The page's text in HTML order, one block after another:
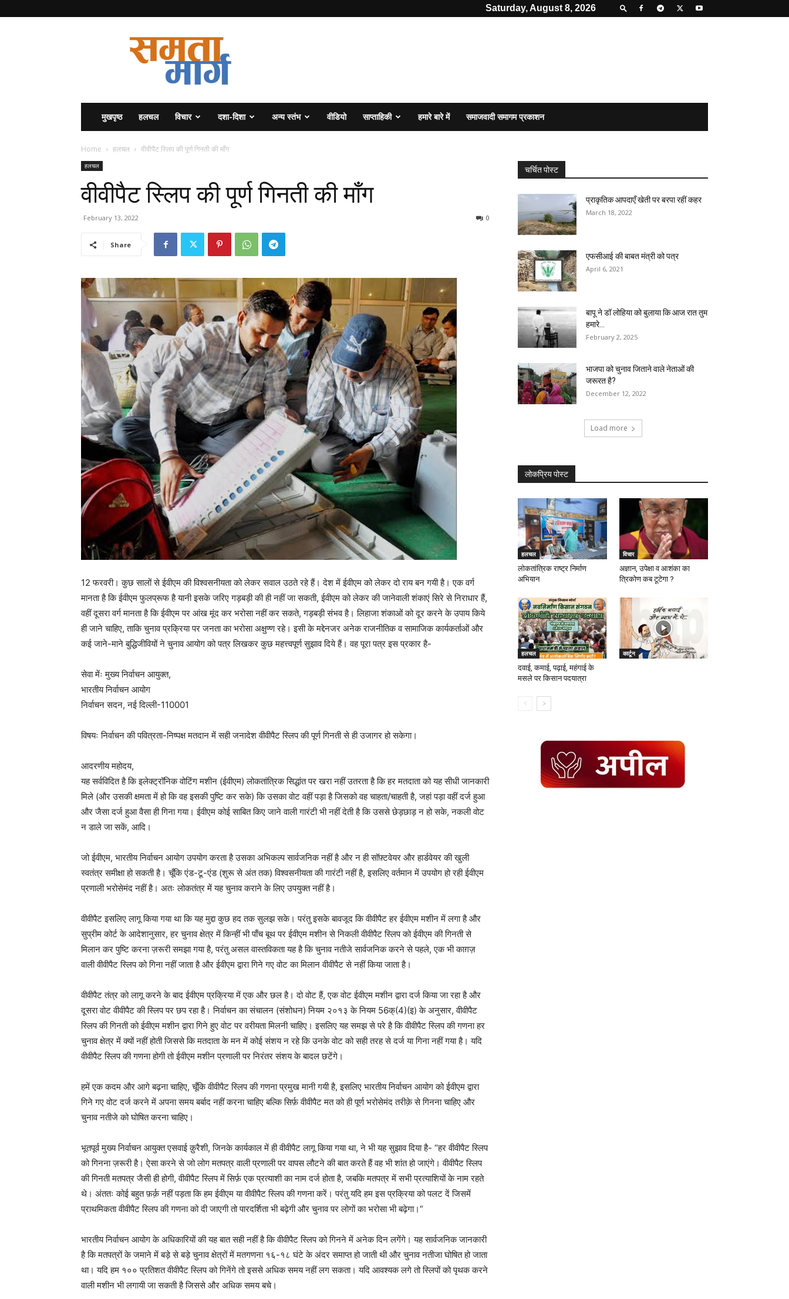
Saturday, August 8, 2026
मुखपृष्ठ हलचल विचार दशा-दिशा अन्य स्तंभ वीडियो साप्ताहिकी हमारे बारे में समाजवादी समागम प्रकाशन
Home हलचल वीवीपैट स्लिप की पूर्ण गिनती की मॉंग
हलचल
वीवीपैट स्लिप की पूर्ण गिनती की मॉंग
February 13, 2022 0
Share
12 फरवरी। कुछ सालों से ईवीएम की विश्वसनीयता को लेकर सवाल उठते रहे हैं। देश में ईवीएम को लेकर दो राय बन गयी है। एक वर्ग
मानता है कि ईवीएम फुलप्रूफ है यानी इसके जरिए गड़बड़ी की ही नहीं जा सकती, ईवीएम को लेकर की जानेवाली शंकाएं सिरे से निराधार हैं,
वहीं दूसरा वर्ग मानता है कि ईवीएम पर आंख मूंद कर भरोसा नहीं कर सकते, गड़बड़ी संभव है। लिहाजा शंकाओं को दूर करने के उपाय किये
ही जाने चाहिए, ताकि चुनाव प्रक्रिया पर जनता का भरोसा अक्षुण्ण रहे। इसी के मद्देनजर अनेक राजनीतिक व सामाजिक कार्यकर्ताओं और
कई जाने-माने बुद्धिजीवियों ने चुनाव आयोग को पत्र लिखकर कुछ महत्त्वपूर्ण सुझाव दिये हैं। वह पूरा पत्र इस प्रकार है-
सेवा मेंः मुख्य निर्वाचन आयुक्त,
भारतीय निर्वाचन आयोग
निर्वाचन सदन, नई दिल्ली-110001
विषयः निर्वाचन की पवित्रता-निष्पक्ष मतदान में सही जनादेश वीवीपैट स्लिप की पूर्ण गिनती से ही उजागर हो सकेगा।
आदरणीय महोदय,
यह सर्वविदित है कि इलेक्ट्रॉनिक वोटिंग मशीन (ईवीएम) लोकतांत्रिक सिद्धांत पर खरा नहीं उतरता है कि हर मतदाता को यह सीधी जानकारी
मिले (और उसकी क्षमता में हो कि वह इसकी पुष्टि कर सके) कि उसका वोट वहीं पड़ा है जिसको वह चाहता/चाहती है, जहां पड़ा वहीं दर्ज हुआ
और जैसा दर्ज हुआ वैसा ही गिना गया। ईवीएम कोई साबित किए जाने वाली गारंटी भी नहीं देती है कि उससे छेड़छाड़ न हो सके, नकली वोट
न डाले जा सकें, आदि।
जो ईवीएम, भारतीय निर्वाचन आयोग उपयोग करता है उसका अभिकल्प सार्वजनिक नहीं है और न ही सॉफ़्टवेयर और हार्डवेयर की खुली
स्वतंत्र समीक्षा हो सकती है। चूँकि एंड-टू-एंड (शुरू से अंत तक) विश्वसनीयता की गारंटी नहीं है, इसलिए वर्तमान में उपयोग हो रही ईवीएम
प्रणाली भरोसेमंद नहीं है। अतः लोकतंत्र में यह चुनाव कराने के लिए उपयुक्त नहीं है।
वीवीपैट इसलिए लागू किया गया था कि यह मुद्दा कुछ हद तक सुलझ सके। परंतु इसके बावजूद कि वीवीपैट हर ईवीएम मशीन में लगा है और
सुप्रीम कोर्ट के आदेशानुसार, हर चुनाव क्षेत्र में किन्हीं भी पाँच बूथ पर ईवीएम मशीन से निकली वीवीपैट स्लिप को ईवीएम की गिनती से
मिलान कर पुष्टि करना ज़रूरी समझा गया है, परंतु असल वास्तविकता यह है कि चुनाव नतीजे सार्वजनिक करने से पहले, एक भी काग़ज़
वाली वीवीपैट स्लिप को गिना नहीं जाता है और ईवीएम द्वारा गिने गए वोट का मिलान वीवीपैट से नहीं किया जाता है।
वीवीपैट तंत्र को लागू करने के बाद ईवीएम प्रक्रिया में एक और छल है। दो वोट हैं, एक वोट ईवीएम मशीन द्वारा दर्ज किया जा रहा है और
दूसरा वोट वीवीपैट की स्लिप पर छप रहा है। निर्वाचन का संचालन (संशोधन) नियम २०१३ के नियम 56क्(4)(इ) के अनुसार, वीवीपैट
स्लिप की गिनती को ईवीएम मशीन द्वारा गिने हुए वोट पर वरीयता मिलनी चाहिए। इसलिए यह समझ से परे है कि वीवीपैट स्लिप की गणना हर
चुनाव क्षेत्र में क्यों नहीं होती जिससे कि मतदाता के मन में कोई संशय न रहे कि उनके वोट को सही तरह से दर्ज या गिना नहीं गया है। यदि
वीवीपैट स्लिप की गणना होगी तो ईवीएम मशीन प्रणाली पर निरंतर संशय के बादल छटेंगे।
हमें एक कदम और आगे बढ़ना चाहिए, चूँकि वीवीपैट स्लिप की गणना प्रमुख मानी गयी है, इसलिए भारतीय निर्वाचन आयोग को ईवीएम द्वारा
गिने गए वोट दर्ज करने में अपना समय बर्बाद नहीं करना चाहिए बल्कि सिर्फ़ वीवीपैट मत को ही पूर्ण भरोसेमंद तरीक़े से गिनना चाहिए और
चुनाव नतीजे को घोषित करना चाहिए।
भूतपूर्व मुख्य निर्वाचन आयुक्त एसवाई क़ुरैशी, जिनके कार्यकाल में ही वीवीपैट लागू किया गया था, ने भी यह सुझाव दिया है- “हर वीवीपैट स्लिप
को गिनना ज़रूरी है। ऐसा करने से जो लोग मतपत्र वाली प्रणाली पर वापस लौटने की बात करते हैं वह भी शांत हो जाएंगे। वीवीपैट स्लिप
की गिनती मतपत्र जैसी ही होगी, वीवीपैट स्लिप में सिर्फ़ एक प्रत्याशी का नाम दर्ज होता है, जबकि मतपत्र में सभी प्रत्याशियों के नाम रहते
थे। अंततः कोई बहुत फ़र्क़ नहीं पड़ता कि हम ईवीएम या वीवीपैट स्लिप की गणना करें। परंतु यदि हम इस प्रक्रिया को पलट दें जिसमें
प्राथमिकता वीवीपैट स्लिप की गणना को दी जाएगी तो पारदर्शिता भी बढ़ेगी और चुनाव पर लोगों का भरोसा भी बढ़ेगा।“
भारतीय निर्वाचन आयोग के अधिकारियों की यह बात सही नहीं है कि वीवीपैट स्लिप को गिनने में अनेक दिन लगेंगे। यह सार्वजनिक जानकारी
है कि मतपत्रों के जमाने में बड़े से बड़े चुनाव क्षेत्रों में मतगणना १६-१८ घंटे के अंदर समाप्त हो जाती थी और चुनाव नतीजा घोषित हो जाता
था। यदि हम १०० प्रतिशत वीवीपैट स्लिप को गिनेंगे तो इससे अधिक समय नहीं लग सकता। यदि आवश्यक लगे तो स्लिपों को पृथक करने
वाली मशीन भी लगायी जा सकती है जिससे और अधिक समय बचे।
चर्चित पोस्ट
प्राकृतिक आपदाएँ खेती पर बरपा रहीं कहर
March 18, 2022
एफसीआई की बाबत मंत्री को पत्र
April 6, 2021
बापू ने डॉ लोहिया को बुलाया कि आज रात तुम
हमारे...
February 2, 2025
भाजपा को चुनाव जिताने वाले नेताओं की
जरूरत है?
December 12, 2022
Load more
लोकप्रिय पोस्ट
हलचल
लोकतांत्रिक राष्ट्र निर्माण
अभियान
विचार
अज्ञान, उपेक्षा व आशंका का
त्रिकोण कब टूटेगा ?
हलचल
दवाई, कमाई, पढ़ाई, महंगाई के
मसले पर किसान पदयात्रा
कार्टून